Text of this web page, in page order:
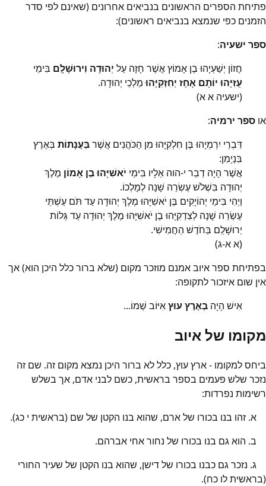
פתיחת הספרים הראשונים בנביאים אחרונים (שאינם לפי סדר
הזמנים כפי שנמצא בנביאים ראשונים):
ספר ישעיה:
חֲזוֹן יְשַׁעְיָהוּ בֶן אָמוֹץ אֲשֶׁר חָזָה עַל יְהוּדָה וִירוּשָׁלִָם בִּימֵי
עֻזִּיָּהוּ יוֹתָם אָחָז יְחִזְקִיָּהוּמַלְכֵי יְהוּדָה.
(ישעיה א א)
או ספר ירמיה:
דִּבְרֵי יִרְמְיָהוּ בֶּן חִלְקִיָּהוּ מִן הַכֹּהֲנִים אֲשֶׁרבַּעֲנָתוֹת בְּאֶרֶץ
בִּנְיָמִן:
אֲשֶׁר הָיָה דְבַר י-הוה אֵלָיו בִּימֵי יֹאשִׁיָּהוּ בֶן אָמוֹן מֶלֶךְ
יְהוּדָה בִּשְׁלֹשׁ עֶשְׂרֵה שָׁנָה לְמָלְכוֹ.
וַיְהִי בִּימֵי יְהוֹיָקִים בֶּן יֹאשִׁיָּהוּ מֶלֶךְ יְהוּדָה עַד תֹּם עַשְׁתֵּי
עֶשְׂרֵה שָׁנָה לְצִדְקִיָּהוּ בֶן יֹאשִׁיָּהוּ מֶלֶךְ יְהוּדָה עַד גְּלוֹת
יְרוּשָׁלִַם בַּחֹדֶשׁ הַחֲמִישִׁי.
(א א-ג)
בפתיחת ספר איוב אמנם מוזכר מקום (שלא ברור כלל היכן הוא) אך
אין שום איזכור לתקופה:
אִישׁ הָיָה בְאֶרֶץ עוּץאִיּוֹב שְׁמוֹ...
מקומו של איוב
ביחס למקומו - ארץ עוץ, כלל לא ברור היכן נמצא מקום זה. שם זה
נזכר שלש פעמים בספר בראשית, כשם לבני אדם, אך בשלש
רשימות נפרדות:
א. זהו בנו בכורו של ארם, שהוא בנו הקטן של שם (בראשית י כג).
ב. הוא גם בנו בכורו של נחור אחי אברהם.
ג. נזכר גם כבנו בכורו של דישן, שהוא בנו הקטן של שעיר החורי
(בראשית לו כח).